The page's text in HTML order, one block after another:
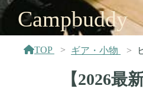
Campbuddy
TOP ギア・小物
【2026